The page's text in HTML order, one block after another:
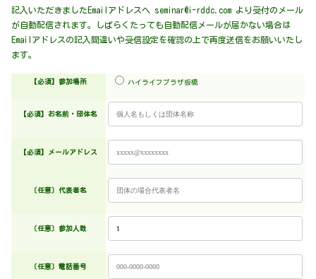
記入いただきましたEmailアドレスへ seminar@i-rddc.com より受付のメール
が自動配信されます。しばらくたっても自動配信メールが届かない場合は
Emailアドレスの記入間違いや受信設定を確認の上で再度送信をお願いいたし
ます。
【必須】 参加場所 ハイライフプラザ板橋
【必須】 お名前・団体名
【必須】 メールアドレス
〔任意〕代表者名
〔任意〕 参加人数
〔任意〕 電話番号